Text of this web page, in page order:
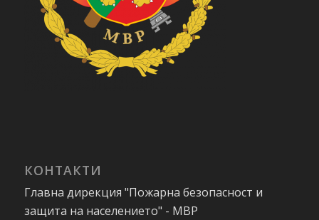
КОНТАКТИ
Главна дирекция "Пожарна безопасност и
защита на населението" - МВР